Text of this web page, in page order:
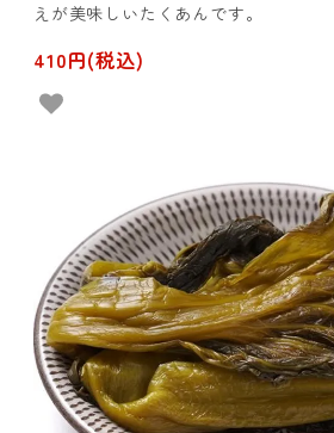
えが美味しいたくあんです。
410円(税込)